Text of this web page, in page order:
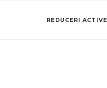
REDUCERI ACTIVE